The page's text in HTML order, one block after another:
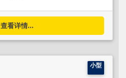
查看详情...
小型